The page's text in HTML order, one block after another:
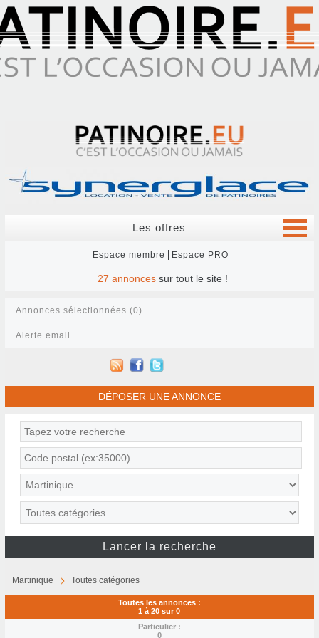
Les offres
Espace membre Espace PRO
27 annonces sur tout le site !
Annonces sélectionnées (0)
Alerte email
DÉPOSER UNE ANNONCE
Martinique Toutes catégories
Toutes les annonces :
1 à 20 sur 0
Particulier :
0